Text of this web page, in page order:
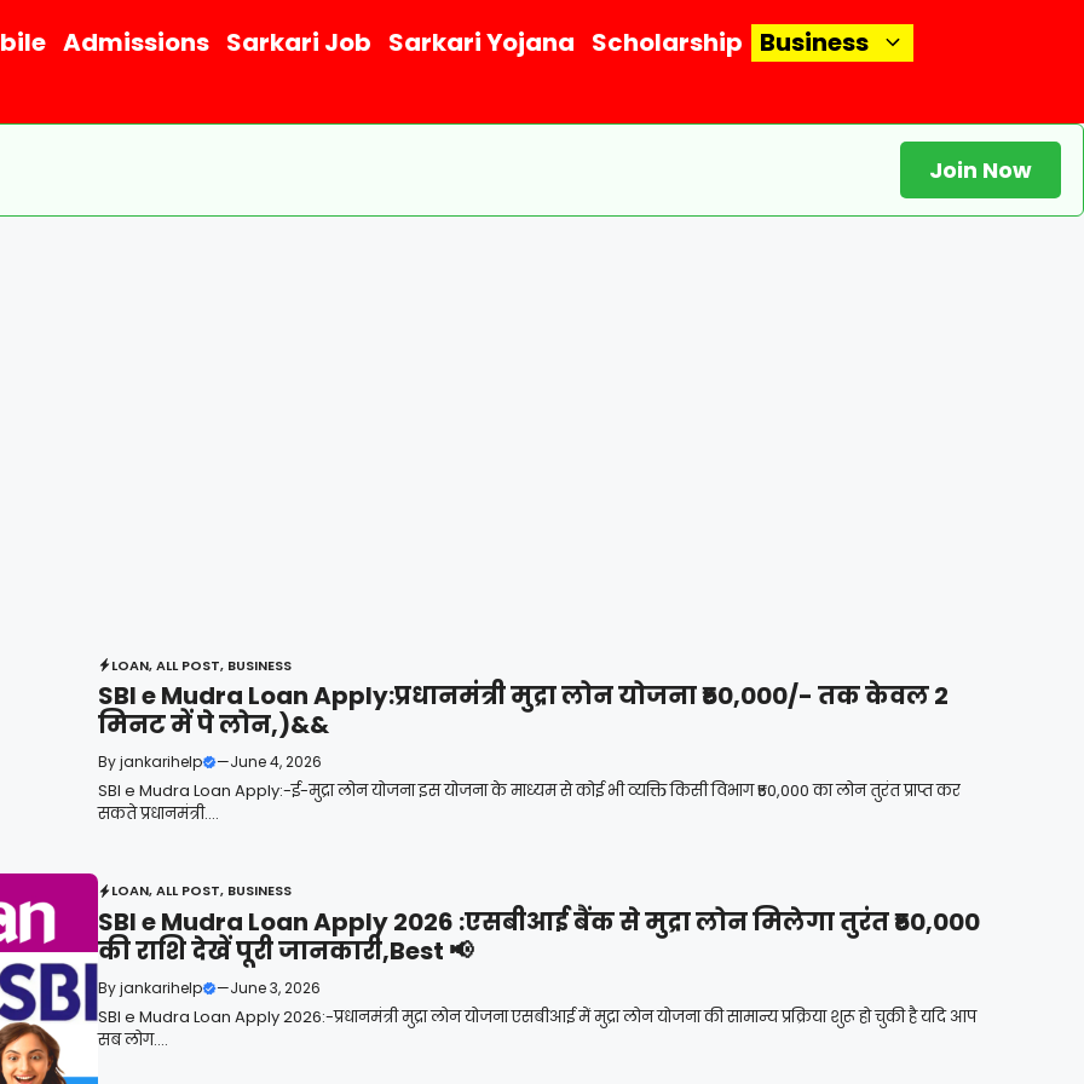
Admissions Sarkari Job Sarkari Yojana Scholarship Business
Join Now
LOAN,ALL POST, BUSINESS
SBI e Mudra Loan Apply:प्रधानमंत्री मुद्रा लोन योजना ₹50,000/- तक केवल 2
मिनट में पे लोन,)&&
Byjankarihelp —June 4, 2026
SBI e Mudra Loan Apply:-ई-मुद्रा लोन योजना इस योजना के माध्यम से कोई भी व्यक्ति किसी विभाग ₹50,000 का लोन तुरंत प्राप्त कर
सकते प्रधानमंत्री....
LOAN,ALL POST, BUSINESS
SBI e Mudra Loan Apply 2026 :एसबीआई बैंक से मुद्रा लोन मिलेगा तुरंत ₹50,000
की राशि देखें पूरी जानकारी,Best 📢
Byjankarihelp —June 3, 2026
SBI e Mudra Loan Apply 2026:-प्रधानमंत्री मुद्रा लोन योजना एसबीआई में मुद्रा लोन योजना की सामान्य प्रक्रिया शुरू हो चुकी है यदि आप
सब लोग....